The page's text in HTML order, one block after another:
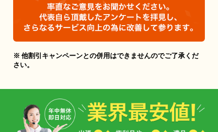
※ 他割引キャンペーンとの併用はできませんのでご了承くだ
さい。